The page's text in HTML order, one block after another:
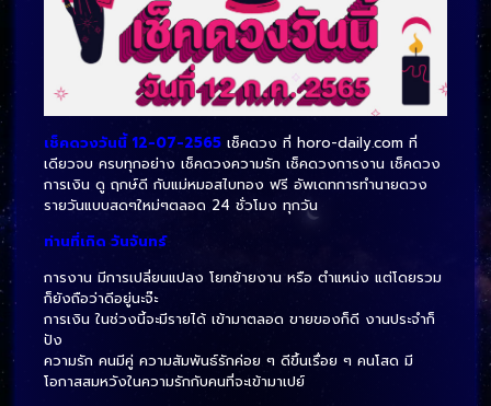
เช็คดวงวันนี้ 12-07-2565 เช็คดวง ที่ horo-daily.com ที่
เดียวจบ ครบทุกอย่าง เช็คดวงความรัก เช็คดวงการงาน เช็คดวง
การเงิน ดู ฤกษ์ดี กับแม่หมอสไบทอง ฟรี อัพเดทการทำนายดวง
รายวันแบบสดๆใหม่ๆตลอด 24 ชั่วโมง ทุกวัน
ท่านที่เกิด วันจันทร์
การงาน มีการเปลี่ยนแปลง โยกย้ายงาน หรือ ตำแหน่ง แต่โดยรวม
ก็ยังถือว่าดีอยู่นะจ๊ะ
การเงิน ในช่วงนี้จะมีรายได้ เข้ามาตลอด ขายของก็ดี งานประจำก็
ปัง
ความรัก คนมีคู่ ความสัมพันธ์รักค่อย ๆ ดีขึ้นเรื่อย ๆ คนโสด มี
โอกาสสมหวังในความรักกับคนที่จะเข้ามาเปย์